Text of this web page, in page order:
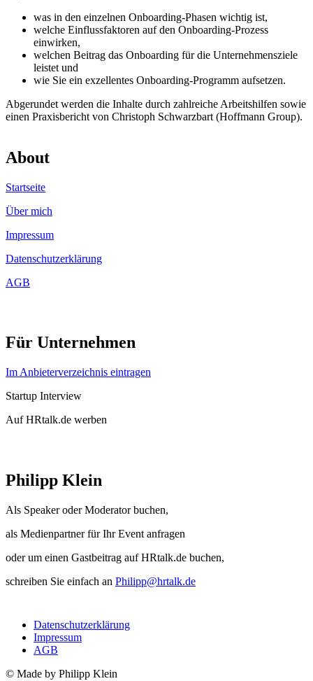
was in den einzelnen Onboarding-Phasen wichtig ist,
welche Einflussfaktoren auf den Onboarding-Prozess
einwirken,
welchen Beitrag das Onboarding für die Unternehmensziele
leistet und
wie Sie ein exzellentes Onboarding-Programm aufsetzen.
Abgerundet werden die Inhalte durch zahlreiche Arbeitshilfen sowie
einen Praxisbericht von Christoph Schwarzbart (Hoffmann Group).
About
Startseite
Über mich
Impressum
Datenschutzerklärung
AGB
Für Unternehmen
Im Anbieterverzeichnis eintragen
Startup Interview
Auf HRtalk.de werben
Philipp Klein
Als Speaker oder Moderator buchen,
als Medienpartner für Ihr Event anfragen
oder um einen Gastbeitrag auf HRtalk.de buchen,
schreiben Sie einfach an Philipp@hrtalk.de
Datenschutzerklärung
Impressum
AGB
© Made by Philipp Klein